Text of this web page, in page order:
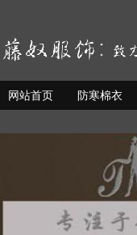
网站首页 防寒棉衣